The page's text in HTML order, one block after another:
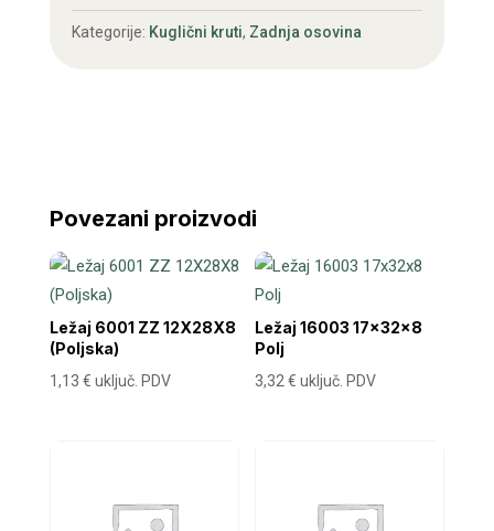
Japan
(kotača
Kategorije: Kuglični kruti, Zadnja osovina
Povezani proizvodi
Ležaj 6001 ZZ 12X28X8
(Poljska)
1,13 € uključ. PDV
Ležaj 16003 17x32x8
Polj
3,32€ uključ. PDV